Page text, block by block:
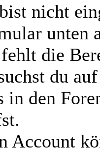
nicht
unten
die
du
in den
Account